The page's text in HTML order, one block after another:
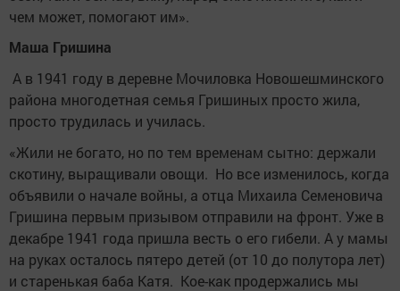
чем может, помогают им».
Маша Гришина
А в 1941 году в деревне Мочиловка Новошешминского
района многодетная семья Гришиных просто жила,
просто трудилась и училась.
«Жили не богато, но по тем временам сытно: держали
скотину, выращивали овощи. Но все изменилось, когда
объявили о начале войны, а отца Михаила Семеновича
Гришина первым призывом отправили на фронт. Уже в
декабре 1941 года пришла весть о его гибели. А у мамы
на руках осталось пятеро детей (от 10 до полутора лет)
и старенькая баба Катя. Кое-как продержались мы